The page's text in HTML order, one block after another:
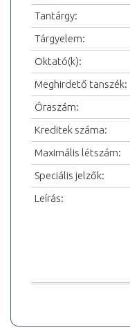
Tantárgy:
Tárgyelem:
Oktató(k):
Meghirdető tanszék:
Óraszám:
Kreditek száma:
Maximális létszám:
Speciális jelzők:
Leírás: